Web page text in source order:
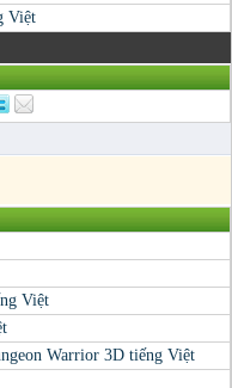
Việt
Việt
Warrior 3D tiếng Việt